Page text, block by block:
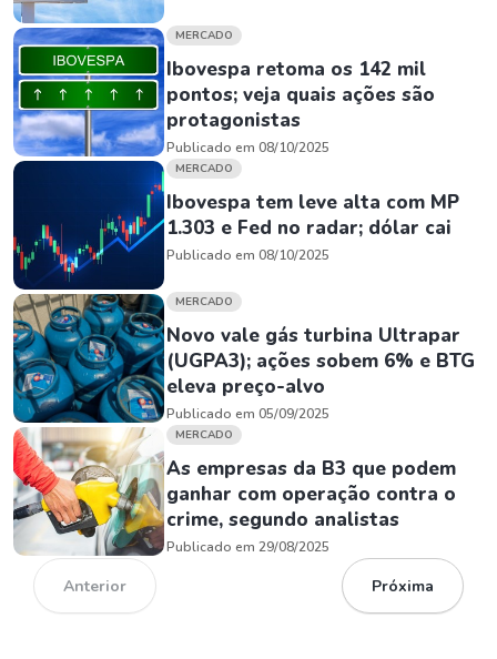
MERCADO
Ibovespa retoma os 142 mil
pontos; veja quais ações são
protagonistas
Publicado em 08/10/2025
MERCADO
Ibovespa tem leve alta com MP
1.303 e Fed no radar; dólar cai
Publicado em 08/10/2025
MERCADO
Novo vale gás turbina Ultrapar
(UGPA3); ações sobem 6% e BTG
eleva preço-alvo
Publicado em 05/09/2025
MERCADO
As empresas da B3 que podem
ganhar com operação contra o
crime, segundo analistas
Publicado em 29/08/2025
Anterior Próxima